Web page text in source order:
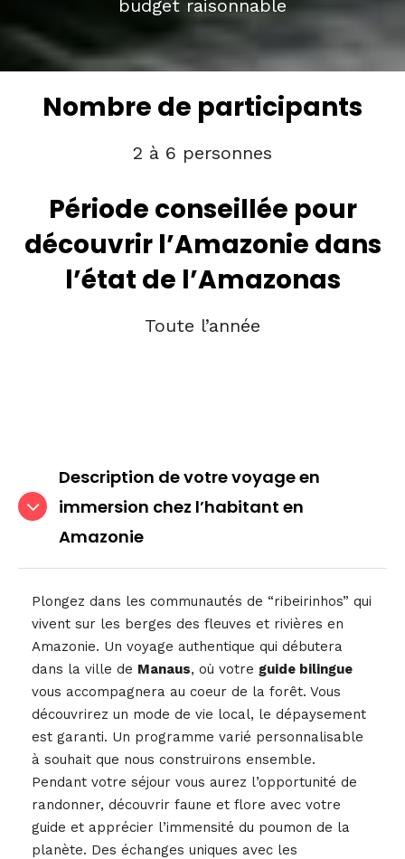
budget raisonnable
Nombre de participants
2 à 6 personnes
Période conseillée pour
découvrir l’Amazonie dans
l’état de l’Amazonas
Toute l’année
Description de votre voyage en
immersion chez l’habitant en
Amazonie
Plongez dans les communautés de “ribeirinhos” qui
vivent sur les berges des fleuves et rivières en
Amazonie. Un voyage authentique qui débutera
dans la ville de Manaus, où votre guide bilingue
vous accompagnera au coeur de la forêt. Vous
découvrirez un mode de vie local, le dépaysement
est garanti. Un programme varié personnalisable
à souhait que nous construirons ensemble.
Pendant votre séjour vous aurez l’opportunité de
randonner, découvrir faune et flore avec votre
guide et apprécier l’immensité du poumon de la
planète. Des échanges uniques avec les